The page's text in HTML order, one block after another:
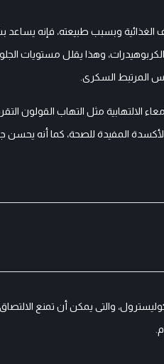
الغذائية وبسبب طبيعته، فإنه
وهذا يقلل مستويات
المرتبط السكرى.
الالتهابية مثل التهاب القولون
المفيدة للصحة، كما أنه يحسن
والتى يمكن أن تمنع الالتصاق